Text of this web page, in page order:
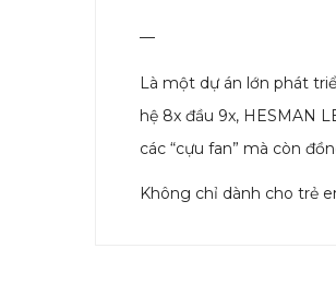
—
Là một dự án lớn phát
hệ 8x đầu 9x, HESMAN
các “cựu fan” mà còn
Không chỉ dành cho trẻ